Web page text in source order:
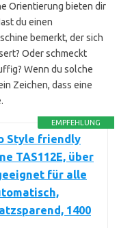
Orientierung bieten dir
du einen
bemerkt, der sich
Oder schmeckt
Wenn du solche
Zeichen, dass eine
EMPFEHLUNG
Style friendly
TAS112E, über
für alle
1400